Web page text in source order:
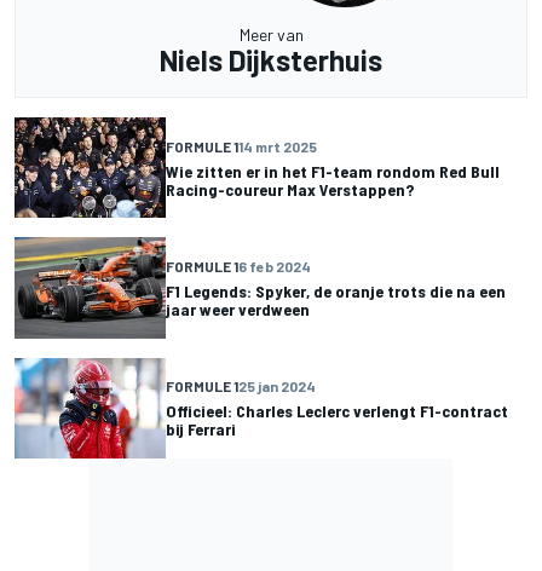
Meer van
Niels Dijksterhuis
FORMULE 114 mrt 2025
Wie zitten er in het F1-team rondom Red Bull
Racing-coureur Max Verstappen?
FORMULE 16 feb 2024
F1 Legends: Spyker, de oranje trots die na een
jaar weer verdween
FORMULE 125 jan 2024
Officieel: Charles Leclerc verlengt F1-contract
bij Ferrari